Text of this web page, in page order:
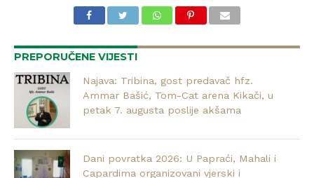
PREPORUČENE VIJESTI
Najava: Tribina, gost predavač hfz.
Ammar Bašić, Tom-Cat arena Kikači, u
petak 7. augusta poslije akšama
Dani povratka 2026: U Papraći, Mahali i
Capardima organizovani vjerski i